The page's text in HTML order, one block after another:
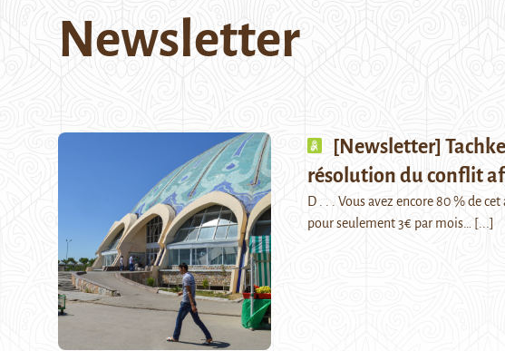
Newsletter
[Newsletter]
résolution du conflit
D . . . Vous avez encore 80 % de
pour seulement 3€ par mois…
[...]